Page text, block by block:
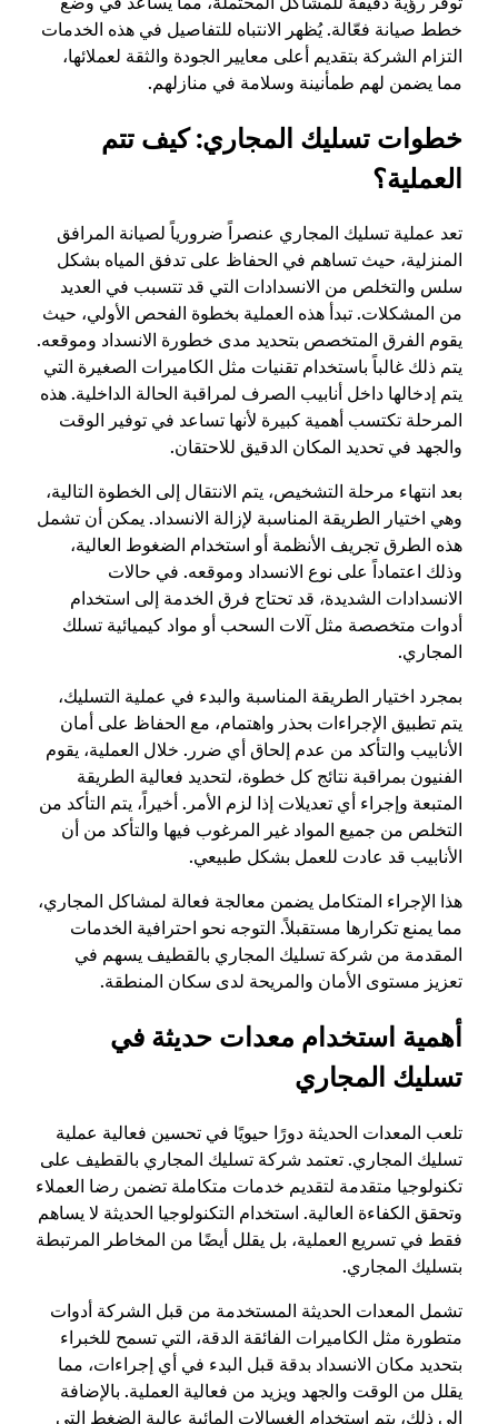
خطط صيانة فعّالة. يُظهر الانتباه للتفاصيل في هذه الخدمات
التزام الشركة بتقديم أعلى معايير الجودة والثقة لعملائها،
مما يضمن لهم طمأنينة وسلامة في منازلهم.
خطوات تسليك المجاري: كيف تتم
العملية؟
تعد عملية تسليك المجاري عنصراً ضرورياً لصيانة المرافق
المنزلية، حيث تساهم في الحفاظ على تدفق المياه بشكل
سلس والتخلص من الانسدادات التي قد تتسبب في العديد
من المشكلات. تبدأ هذه العملية بخطوة الفحص الأولي، حيث
يقوم الفرق المتخصص بتحديد مدى خطورة الانسداد وموقعه.
يتم ذلك غالباً باستخدام تقنيات مثل الكاميرات الصغيرة التي
يتم إدخالها داخل أنابيب الصرف لمراقبة الحالة الداخلية. هذه
المرحلة تكتسب أهمية كبيرة لأنها تساعد في توفير الوقت
والجهد في تحديد المكان الدقيق للاحتقان.
بعد انتهاء مرحلة التشخيص، يتم الانتقال إلى الخطوة التالية،
وهي اختيار الطريقة المناسبة لإزالة الانسداد. يمكن أن تشمل
هذه الطرق تجريف الأنظمة أو استخدام الضغوط العالية،
وذلك اعتماداً على نوع الانسداد وموقعه. في حالات
الانسدادات الشديدة، قد تحتاج فرق الخدمة إلى استخدام
أدوات متخصصة مثل آلات السحب أو مواد كيميائية تسلك
المجاري.
بمجرد اختيار الطريقة المناسبة والبدء في عملية التسليك،
يتم تطبيق الإجراءات بحذر واهتمام، مع الحفاظ على أمان
الأنابيب والتأكد من عدم إلحاق أي ضرر. خلال العملية، يقوم
الفنيون بمراقبة نتائج كل خطوة، لتحديد فعالية الطريقة
المتبعة وإجراء أي تعديلات إذا لزم الأمر. أخيراً، يتم التأكد من
التخلص من جميع المواد غير المرغوب فيها والتأكد من أن
الأنابيب قد عادت للعمل بشكل طبيعي.
هذا الإجراء المتكامل يضمن معالجة فعالة لمشاكل المجاري،
مما يمنع تكرارها مستقبلاً. التوجه نحو احترافية الخدمات
المقدمة من شركة تسليك المجاري بالقطيف يسهم في
تعزيز مستوى الأمان والمريحة لدى سكان المنطقة.
أهمية استخدام معدات حديثة في
تسليك المجاري
تلعب المعدات الحديثة دورًا حيويًا في تحسين فعالية عملية
تسليك المجاري. تعتمد شركة تسليك المجاري بالقطيف على
تكنولوجيا متقدمة لتقديم خدمات متكاملة تضمن رضا العملاء
وتحقق الكفاءة العالية. استخدام التكنولوجيا الحديثة لا يساهم
فقط في تسريع العملية، بل يقلل أيضًا من المخاطر المرتبطة
بتسليك المجاري.
تشمل المعدات الحديثة المستخدمة من قبل الشركة أدوات
متطورة مثل الكاميرات الفائقة الدقة، التي تسمح للخبراء
بتحديد مكان الانسداد بدقة قبل البدء في أي إجراءات، مما
يقلل من الوقت والجهد ويزيد من فعالية العملية. بالإضافة
إلى ذلك، يتم استخدام الغسالات المائية عالية الضغط التي